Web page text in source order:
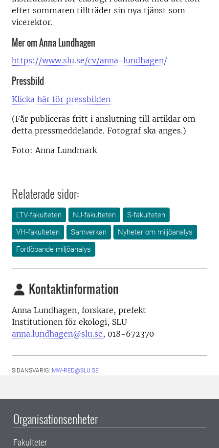
efter sommaren tillträder sin nya tjänst som
vicerektor.
Mer om Anna Lundhagen
https://www.slu.se/cv/anna-lundhagen/
Pressbild
Klicka här för pressbilden
(Får publiceras fritt i anslutning till artiklar om
detta pressmeddelande. Fotograf ska anges.)
Foto: Anna Lundmark
Relaterade sidor:
LTV-fakulteten NJ-fakulteten
S-fakulteten
VH-fakulteten
Samverkan
Nyheter om miljöanalys
Fortlöpande miljöanalys
Kontaktinformation
Anna Lundhagen, forskare, prefekt
Institutionen för ekologi, SLU
anna.lundhagen@slu.se, 018-672370
SIDANSVARIG: MW-RED@SLU.SE
Organisationsenheter
Fakulteter